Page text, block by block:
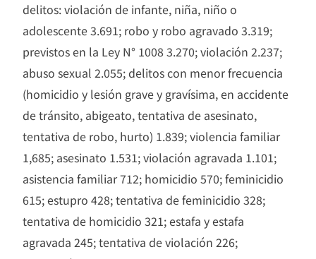
delitos: violación de infante, niña, niño o
adolescente 3.691; robo y robo agravado 3.319;
previstos en la Ley N° 1008 3.270; violación 2.237;
abuso sexual 2.055; delitos con menor frecuencia
(homicidio y lesión grave y gravísima, en accidente
de tránsito, abigeato, tentativa de asesinato,
tentativa de robo, hurto) 1.839; violencia familiar
1,685; asesinato 1.531; violación agravada 1.101;
asistencia familiar 712; homicidio 570; feminicidio
615; estupro 428; tentativa de feminicidio 328;
tentativa de homicidio 321; estafa y estafa
agravada 245; tentativa de violación 226;